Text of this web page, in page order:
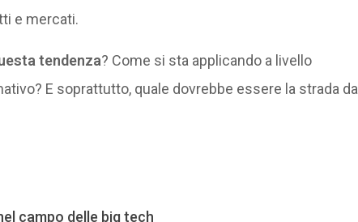
e mercati.
tendenza? Come si sta applicando a livello
E soprattutto, quale dovrebbe essere la strada da
campo delle big tech